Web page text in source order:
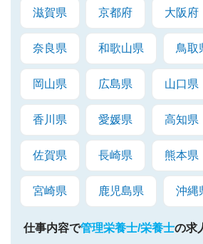
滋賀県 京都府 大阪府
奈良県 和歌山県 鳥取
岡山県 広島県 山口県
香川県 愛媛県 高知県
佐賀県 長崎県 熊本県
宮崎県 鹿児島県 沖縄
仕事内容で管理栄養士/栄養士の求